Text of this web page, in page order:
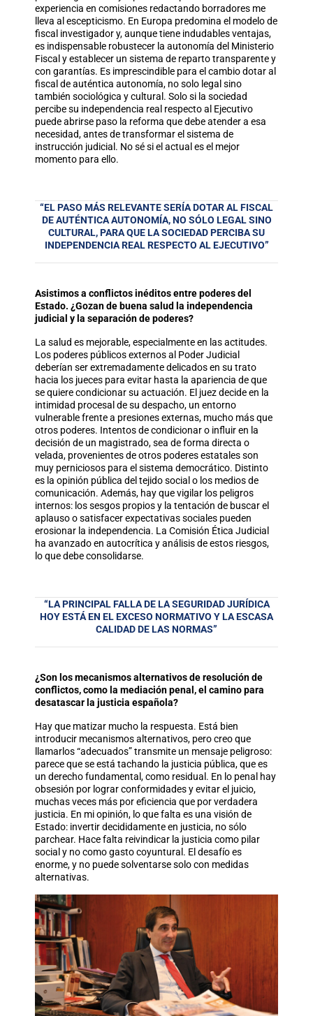
experiencia en comisiones redactando borradores me
lleva al escepticismo. En Europa predomina el modelo de
fiscal investigador y, aunque tiene indudables ventajas,
es indispensable robustecer la autonomía del Ministerio
Fiscal y establecer un sistema de reparto transparente y
con garantías. Es imprescindible para el cambio dotar al
fiscal de auténtica autonomía, no solo legal sino
también sociológica y cultural. Solo si la sociedad
percibe su independencia real respecto al Ejecutivo
puede abrirse paso la reforma que debe atender a esa
necesidad, antes de transformar el sistema de
instrucción judicial. No sé si el actual es el mejor
momento para ello.
“EL PASO MÁS RELEVANTE SERÍA DOTAR AL FISCAL
DE AUTÉNTICA AUTONOMÍA, NO SÓLO LEGAL SINO
CULTURAL, PARA QUE LA SOCIEDAD PERCIBA SU
INDEPENDENCIA REAL RESPECTO AL EJECUTIVO”
Asistimos a conflictos inéditos entre poderes del
Estado. ¿Gozan de buena salud la independencia
judicial y la separación de poderes?
La salud es mejorable, especialmente en las actitudes.
Los poderes públicos externos al Poder Judicial
deberían ser extremadamente delicados en su trato
hacia los jueces para evitar hasta la apariencia de que
se quiere condicionar su actuación. El juez decide en la
intimidad procesal de su despacho, un entorno
vulnerable frente a presiones externas, mucho más que
otros poderes. Intentos de condicionar o influir en la
decisión de un magistrado, sea de forma directa o
velada, provenientes de otros poderes estatales son
muy perniciosos para el sistema democrático. Distinto
es la opinión pública del tejido social o los medios de
comunicación. Además, hay que vigilar los peligros
internos: los sesgos propios y la tentación de buscar el
aplauso o satisfacer expectativas sociales pueden
erosionar la independencia. La Comisión Ética Judicial
ha avanzado en autocrítica y análisis de estos riesgos,
lo que debe consolidarse.
“LA PRINCIPAL FALLA DE LA SEGURIDAD JURÍDICA
HOY ESTÁ EN EL EXCESO NORMATIVO Y LA ESCASA
CALIDAD DE LAS NORMAS”
¿Son los mecanismos alternativos de resolución de
conflictos, como la mediación penal, el camino para
desatascar la justicia española?
Hay que matizar mucho la respuesta. Está bien
introducir mecanismos alternativos, pero creo que
llamarlos “adecuados” transmite un mensaje peligroso:
parece que se está tachando la justicia pública, que es
un derecho fundamental, como residual. En lo penal hay
obsesión por lograr conformidades y evitar el juicio,
muchas veces más por eficiencia que por verdadera
justicia. En mi opinión, lo que falta es una visión de
Estado: invertir decididamente en justicia, no sólo
parchear. Hace falta reivindicar la justicia como pilar
social y no como gasto coyuntural. El desafío es
enorme, y no puede solventarse solo con medidas
alternativas.